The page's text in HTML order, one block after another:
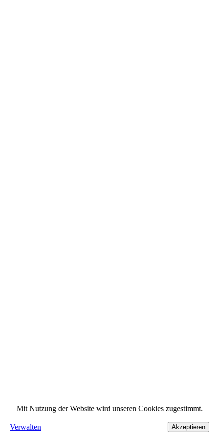
Mit Nutzung der Website wird unseren Cookies zugestimmt.
Verwalten Akzeptieren